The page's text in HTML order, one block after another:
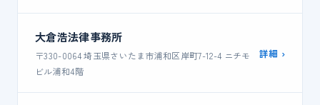
大倉浩法律事務所
〒330-0064 埼玉県さいたま市浦和区岸町7-12-4 ニチモ
ビル浦和4階
詳細 ›